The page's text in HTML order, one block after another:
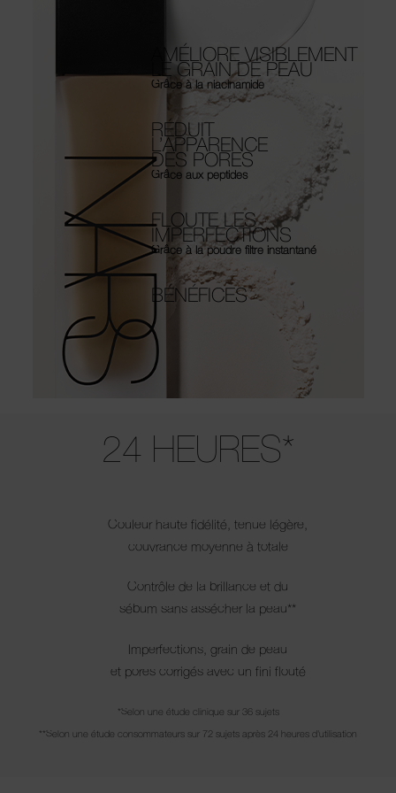
AMÉLIORE VISIBLEMENT
LE GRAIN DE PEAU
Grâce à la niacinamide
RÉDUIT
L’APPARENCE
DES PORES
Grâce aux peptides
FLOUTE LES
IMPERFECTIONS
Grâce à la poudre filtre instantané
BÉNÉFICES
24 HEURES*
Couleur haute fidélité, tenue légère,
couvrance moyenne à totale
Contrôle de la brillance et du
sébum sans assécher la peau**
Imperfections, grain de peau
et pores corrigés avec un fini flouté
*Selon une étude clinique sur 36 sujets
**Selon une étude consommateurs sur 72 sujets après 24 heures d'utilisation